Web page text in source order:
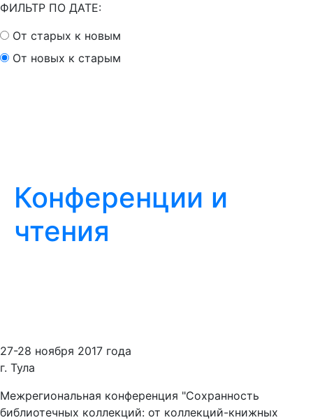
ФИЛЬТР ПО ДАТЕ:
От старых к новым
От новых к старым
Конференции и
чтения
27-28 ноября 2017 года
г. Тула
Межрегиональная конференция "Сохранность
библиотечных коллекций: от коллекций-книжных